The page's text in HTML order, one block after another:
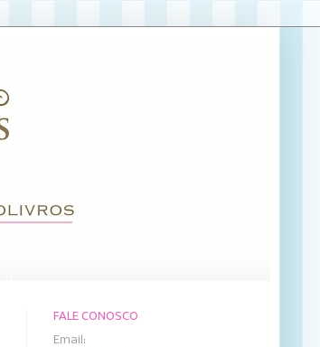
FALE CONOSCO
Email: